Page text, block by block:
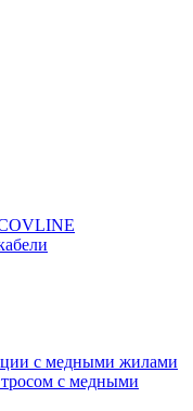
с медными жилами
с медными